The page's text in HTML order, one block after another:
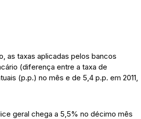
as taxas aplicadas pelos bancos
(diferença entre a taxa de
(p.p.) no mês e de 5,4 p.p. em 2011,
geral chega a 5,5% no décimo mês